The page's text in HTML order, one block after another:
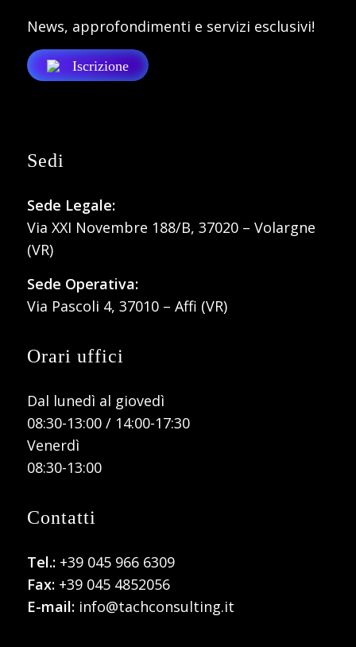
News, approfondimenti e servizi esclusivi!
Iscrizione
Sedi
Sede Legale:
Via XXI Novembre 188/B, 37020 – Volargne
(VR)
Sede Operativa:
Via Pascoli 4, 37010 – Affi (VR)
Orari uffici
Dal lunedì al giovedì
08:30-13:00 / 14:00-17:30
Venerdì
08:30-13:00
Contatti
Tel.: +39 045 966 6309
Fax:+39 045 4852056
E-mail:info@tachconsulting.it